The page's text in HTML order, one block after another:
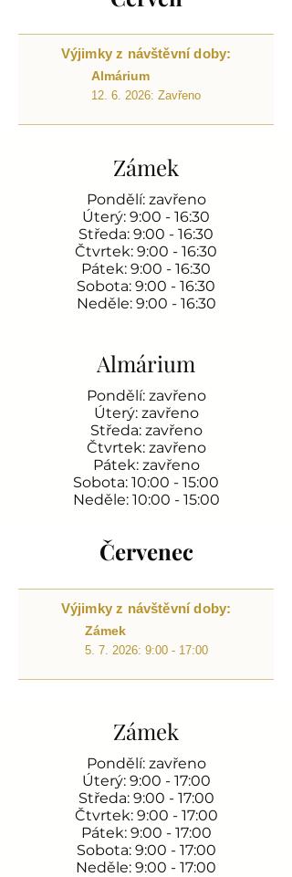
Výjimky z návštěvní doby:
Almárium
12. 6. 2026: Zavřeno
Zámek
Pondělí: zavřeno
Úterý: 9:00 - 16:30
Středa: 9:00 - 16:30
Čtvrtek: 9:00 - 16:30
Pátek: 9:00 - 16:30
Sobota: 9:00 - 16:30
Neděle: 9:00 - 16:30
Almárium
Pondělí: zavřeno
Úterý: zavřeno
Středa: zavřeno
Čtvrtek: zavřeno
Pátek: zavřeno
Sobota: 10:00 - 15:00
Neděle: 10:00 - 15:00
Červenec
Výjimky z návštěvní doby:
Zámek
5. 7. 2026: 9:00 - 17:00
Zámek
Pondělí: zavřeno
Úterý: 9:00 - 17:00
Středa: 9:00 - 17:00
Čtvrtek: 9:00 - 17:00
Pátek: 9:00 - 17:00
Sobota: 9:00 - 17:00
Neděle: 9:00 - 17:00